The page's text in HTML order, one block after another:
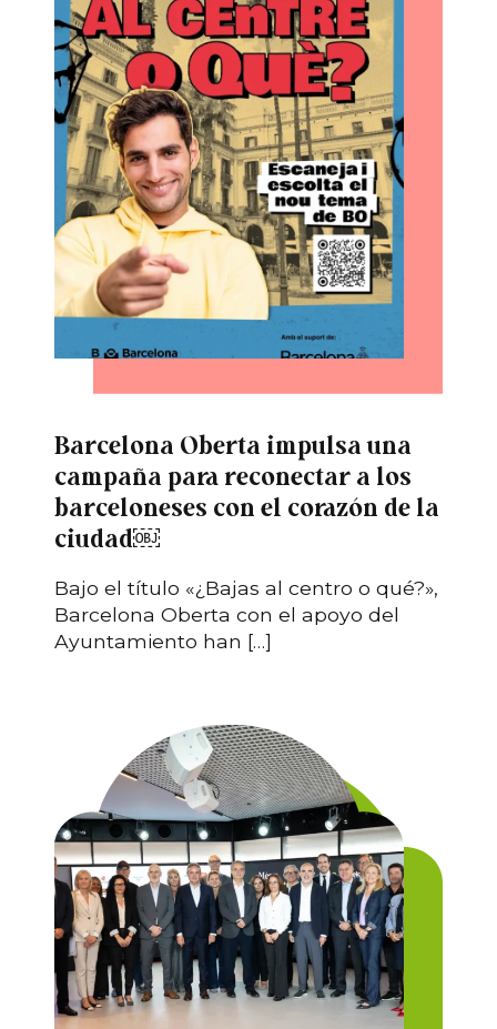
Barcelona Oberta impulsa una
campaña para reconectar a los
barceloneses con el corazón de la
ciudad￼
Bajo el título «¿Bajas al centro o qué?»,
Barcelona Oberta con el apoyo del
Ayuntamiento han […]